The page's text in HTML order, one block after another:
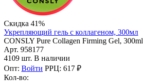
Скидка 41%
Укрепляющий гель с коллагеном, 300мл
CONSLY Pure Collagen Firming Gel, 300ml
Арт. 958177
4109 шт. В наличии
Опт: Войти РРЦ: 617 ₽
Кол-во: